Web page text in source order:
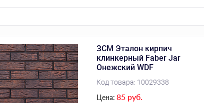
ЗСМ Эталон кирпич
клинкерный Faber Jar
Онежский WDF
Код товара: 10029338
Цена: 85 руб.